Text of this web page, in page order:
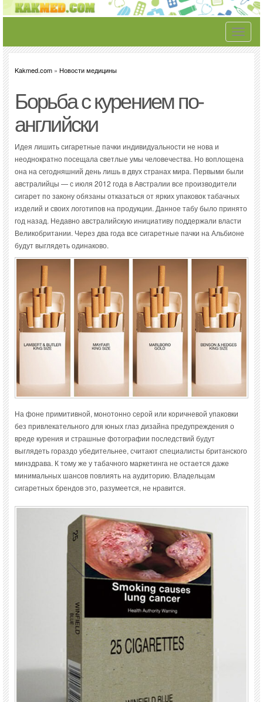
Toggle
Kakmed.com » Новости медицины
Борьба с курением по-
английски
Идея лишить сигаретные пачки индивидуальности не нова и
неоднократно посещала светлые умы человечества. Но воплощена
она на сегодняшний день лишь в двух странах мира. Первыми были
австралийцы — с июля 2012 года в Австралии все производители
сигарет по закону обязаны отказаться от ярких упаковок табачных
изделий и своих логотипов на продукции. Данное табу было принято
год назад. Недавно австралийскую инициативу поддержали власти
Великобритании. Через два года все сигаретные пачки на Альбионе
будут выглядеть одинаково.
На фоне примитивной, монотонно серой или коричневой упаковки
без привлекательного для юных глаз дизайна предупреждения о
вреде курения и страшные фотографии последствий будут
выглядеть гораздо убедительнее, считают специалисты британского
минздрава. К тому же у табачного маркетинга не остается даже
минимальных шансов повлиять на аудиторию. Владельцам
сигаретных брендов это, разумеется, не нравится.